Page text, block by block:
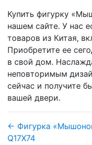
Купить фигурку
нашем сайте. У нас
товаров из Китая,
Приобретите ее
в свой дом.
неповторимым
сейчас и получите
вашей двери.
← Фигурка
Q17X74